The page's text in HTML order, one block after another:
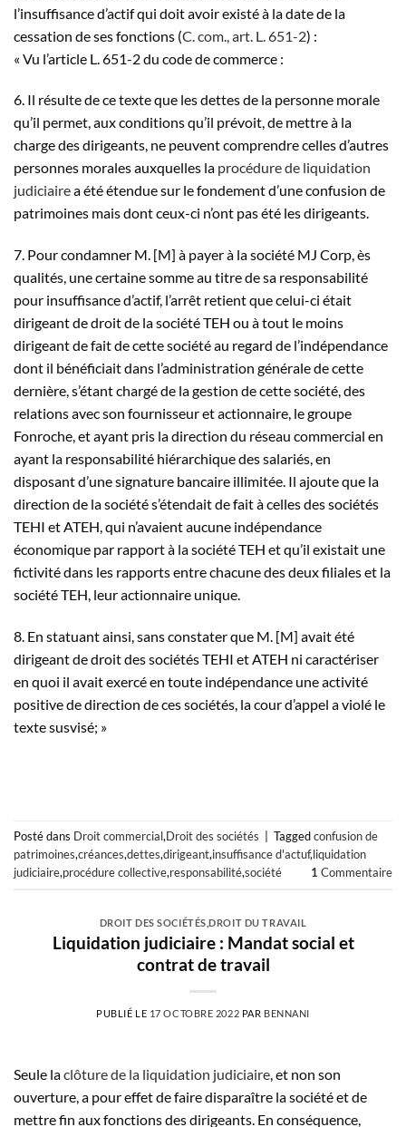
l’insuffisance d’actif qui doit avoir existé à la date de la
cessation de ses fonctions (C. com., art. L. 651-2) :
« Vu l’article L. 651-2 du code de commerce :
6. Il résulte de ce texte que les dettes de la personne morale
qu’il permet, aux conditions qu’il prévoit, de mettre à la
charge des dirigeants, ne peuvent comprendre celles d’autres
personnes morales auxquelles la procédure de liquidation
judiciairea été étendue sur le fondement d’une confusion de
patrimoines mais dont ceux-ci n’ont pas été les dirigeants.
7. Pour condamner M. [M] à payer à la société MJ Corp, ès
qualités, une certaine somme au titre de sa responsabilité
pour insuffisance d’actif, l’arrêt retient que celui-ci était
dirigeant de droit de la société TEH ou à tout le moins
dirigeant de fait de cette société au regard de l’indépendance
dont il bénéficiait dans l’administration générale de cette
dernière, s’étant chargé de la gestion de cette société, des
relations avec son fournisseur et actionnaire, le groupe
Fonroche, et ayant pris la direction du réseau commercial en
ayant la responsabilité hiérarchique des salariés, en
disposant d’une signature bancaire illimitée. Il ajoute que la
direction de la société s’étendait de fait à celles des sociétés
TEHI et ATEH, qui n’avaient aucune indépendance
économique par rapport à la société TEH et qu’il existait une
fictivité dans les rapports entre chacune des deux filiales et la
société TEH, leur actionnaire unique.
8. En statuant ainsi, sans constater que M. [M] avait été
dirigeant de droit des sociétés TEHI et ATEH ni caractériser
en quoi il avait exercé en toute indépendance une activité
positive de direction de ces sociétés, la cour d’appel a violé le
texte susvisé; »
Posté dans Droit commercial,Droit des sociétés Taggedconfusion de
patrimoines,créances,dettes,dirigeant,insuffisance d'actuf,liquidation
judiciaire,procédure collective,responsabilité,société 1 Commentaire
DROIT DES SOCIÉTÉS ,DROIT DU TRAVAIL
Liquidation judiciaire : Mandat social et
contrat de travail
PUBLIÉ LE 17 OCTOBRE 2022 PAR BENNANI
Seule laclôture de la liquidation judiciaire, et non son
ouverture, a pour effet de faire disparaître la société et de
mettre fin aux fonctions des dirigeants. En conséquence,